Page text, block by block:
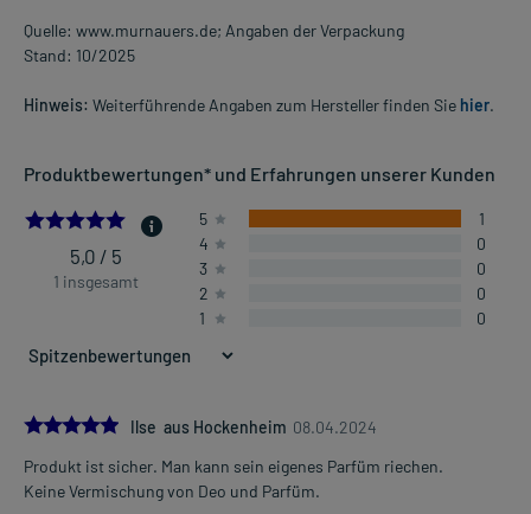
Quelle: www.murnauers.de; Angaben der Verpackung
Stand: 10/2025
Hinweis: Weiterführende Angaben zum Hersteller finden Sie hier.
Produktbewertungen* und Erfahrungen unserer Kunden
5.0
5,0 / 5
1 insgesamt
5
1
4
0
3
0
2
0
1
0
5.0
Ilse aus Hockenheim 08.04.2024
Produkt ist sicher. Man kann sein eigenes Parfüm riechen.
Keine Vermischung von Deo und Parfüm.